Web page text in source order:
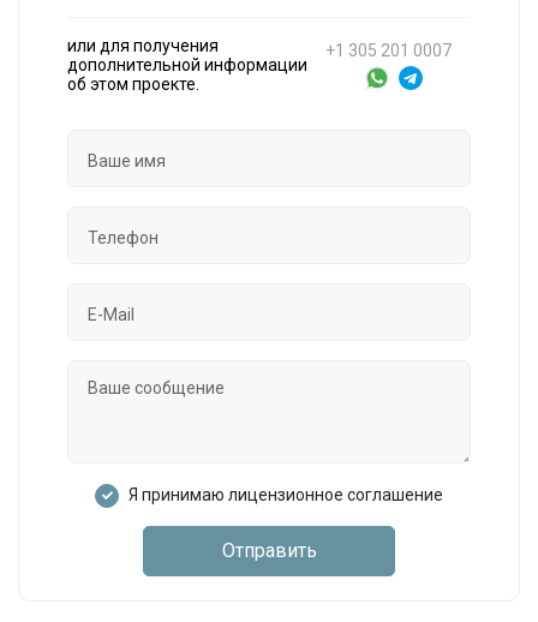
или для получения
дополнительной информации
об этом проекте.
+1 305 201 0007
Я принимаю лицензионное соглашение
Отправить